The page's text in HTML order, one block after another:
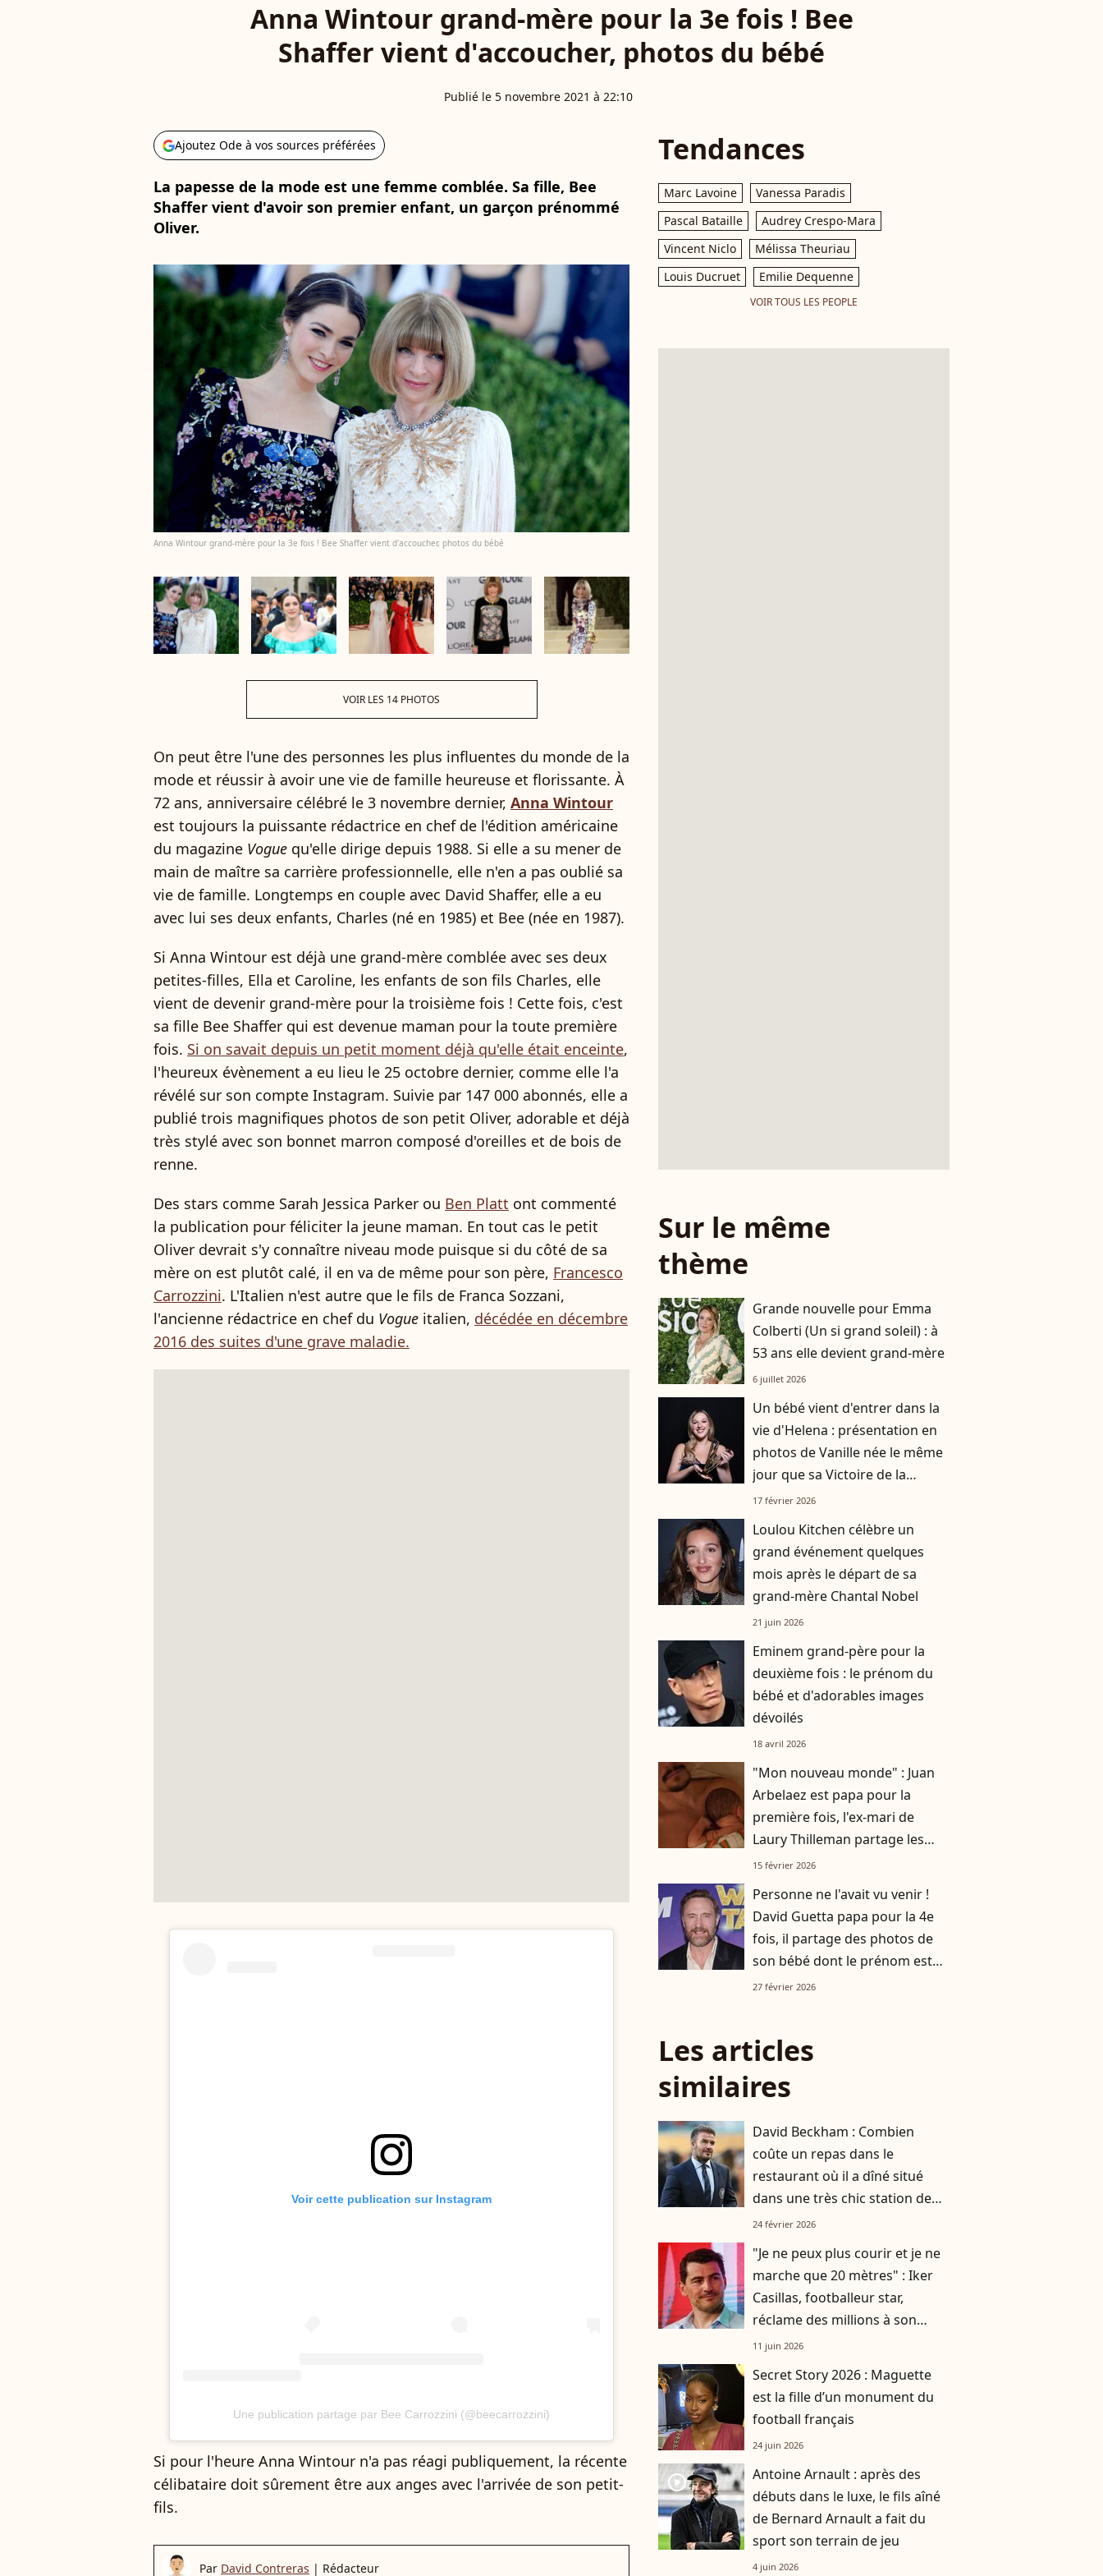
Anna Wintour grand-mère pour la 3e fois ! Bee
Shaffer vient d'accoucher, photos du bébé
Publié le 5 novembre 2021 à 22:10
Ajoutez Ode à vos sources préférées
La papesse de la mode est une femme comblée. Sa fille, Bee
Shaffer vient d'avoir son premier enfant, un garçon prénommé
Oliver.
Anna Wintour grand-mère pour la 3e fois ! Bee Shaffer vient d'accoucher, photos du bébé
VOIR LES 14 PHOTOS
On peut être l'une des personnes les plus influentes du monde de la
mode et réussir à avoir une vie de famille heureuse et florissante. À
72 ans, anniversaire célébré le 3 novembre dernier, Anna Wintour
est toujours la puissante rédactrice en chef de l'édition américaine
du magazine Vogue qu'elle dirige depuis 1988. Si elle a su mener de
main de maître sa carrière professionnelle, elle n'en a pas oublié sa
vie de famille. Longtemps en couple avec David Shaffer, elle a eu
avec lui ses deux enfants, Charles (né en 1985) et Bee (née en 1987).
Si Anna Wintour est déjà une grand-mère comblée avec ses deux
petites-filles, Ella et Caroline, les enfants de son fils Charles, elle
vient de devenir grand-mère pour la troisième fois ! Cette fois, c'est
sa fille Bee Shaffer qui est devenue maman pour la toute première
fois. Si on savait depuis un petit moment déjà qu'elle était enceinte,
l'heureux évènement a eu lieu le 25 octobre dernier, comme elle l'a
révélé sur son compte Instagram. Suivie par 147 000 abonnés, elle a
publié trois magnifiques photos de son petit Oliver, adorable et déjà
très stylé avec son bonnet marron composé d'oreilles et de bois de
renne.
Des stars comme Sarah Jessica Parker ou Ben Platt ont commenté
la publication pour féliciter la jeune maman. En tout cas le petit
Oliver devrait s'y connaître niveau mode puisque si du côté de sa
mère on est plutôt calé, il en va de même pour son père, Francesco
Carrozzini. L'Italien n'est autre que le fils de Franca Sozzani,
l'ancienne rédactrice en chef du Vogue italien, décédée en décembre
2016 des suites d'une grave maladie.
Voir cette publication sur Instagram
Une publication partage par Bee Carrozzini (@beecarrozzini)
Si pour l'heure Anna Wintour n'a pas réagi publiquement, la récente
célibataire doit sûrement être aux anges avec l'arrivée de son petit-
fils.
Par David Contreras | Rédacteur
Tendances
Marc Lavoine
Vanessa Paradis
Pascal Bataille
Audrey Crespo-Mara
Vincent Niclo
Mélissa Theuriau
Louis Ducruet
Emilie Dequenne
VOIR TOUS LES PEOPLE
Sur le même
thème
Grande nouvelle pour Emma
Colberti (Un si grand soleil) : à
53 ans elle devient grand-mère
6 juillet 2026
Un bébé vient d'entrer dans la
vie d'Helena : présentation en
photos de Vanille née le même
jour que sa Victoire de la
musique
17 février 2026
Loulou Kitchen célèbre un
grand événement quelques
mois après le départ de sa
grand-mère Chantal Nobel
21 juin 2026
Eminem grand-père pour la
deuxième fois : le prénom du
bébé et d'adorables images
dévoilés
18 avril 2026
"Mon nouveau monde" : Juan
Arbelaez est papa pour la
première fois, l'ex-mari de
Laury Thilleman partage les
premières photos avec son
15 février 2026
Personne ne l'avait vu venir !
David Guetta papa pour la 4e
fois, il partage des photos de
son bébé dont le prénom est
désormais connu
27 février 2026
Les articles
similaires
David Beckham : Combien
coûte un repas dans le
restaurant où il a dîné situé
dans une très chic station de
ski française
24 février 2026
"Je ne peux plus courir et je ne
marche que 20 mètres" : Iker
Casillas, footballeur star,
réclame des millions à son
dernier club
11 juin 2026
Secret Story 2026 : Maguette
est la fille d’un monument du
football français
24 juin 2026
player2
Antoine Arnault : après des
débuts dans le luxe, le fils aîné
de Bernard Arnault a fait du
sport son terrain de jeu
4 juin 2026